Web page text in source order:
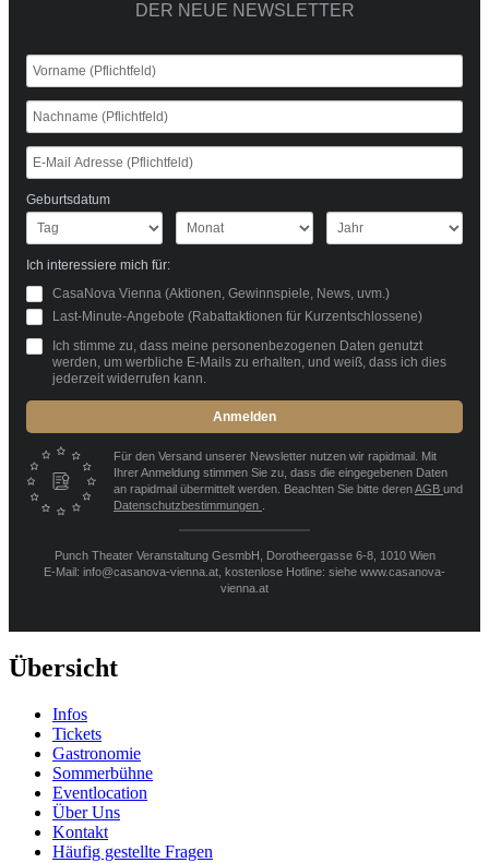
DER NEUE NEWSLETTER
Geburtsdatum
Ich interessiere mich für:
CasaNova Vienna (Aktionen, Gewinnspiele, News, uvm.)
Last-Minute-Angebote (Rabattaktionen für Kurzentschlossene)
Ich stimme zu, dass meine personenbezogenen Daten genutzt
werden, um werbliche E-Mails zu erhalten, und weiß, dass ich dies
jederzeit widerrufen kann.
Anmelden
Für den Versand unserer Newsletter nutzen wir rapidmail. Mit
Ihrer Anmeldung stimmen Sie zu, dass die eingegebenen Daten
an rapidmail übermittelt werden. Beachten Sie bitte derenAGB und
Datenschutzbestimmungen
Punch Theater Veranstaltung GesmbH, Dorotheergasse 6-8, 1010 Wien
E-Mail: info@casanova-vienna.at, kostenlose Hotline: siehe www.casanova-
vienna.at
Übersicht
Infos
Tickets
Gastronomie
Sommerbühne
Eventlocation
Über Uns
Kontakt
Häufig gestellte Fragen